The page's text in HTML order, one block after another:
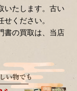
いたします。古い
ください。
書の買取は、当店